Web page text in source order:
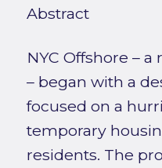
Abstract
NYC Offshore –
– began with a
focused on a
temporary
residents. The